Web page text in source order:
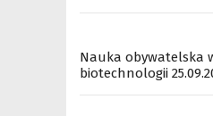
Nauka obywatelska
biotechnologii